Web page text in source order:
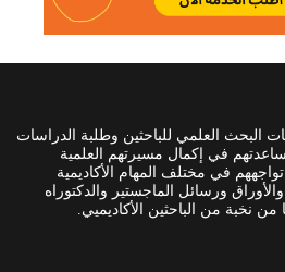
البحث العلمي للباحثين وطلبة الدراسات
في إكمال مسيرتهم العلمية
في مختلف المهام الأكاديمية
ورسائل الماجستير والدكتوراه
نخبة من الباحثين الأكاديميي.